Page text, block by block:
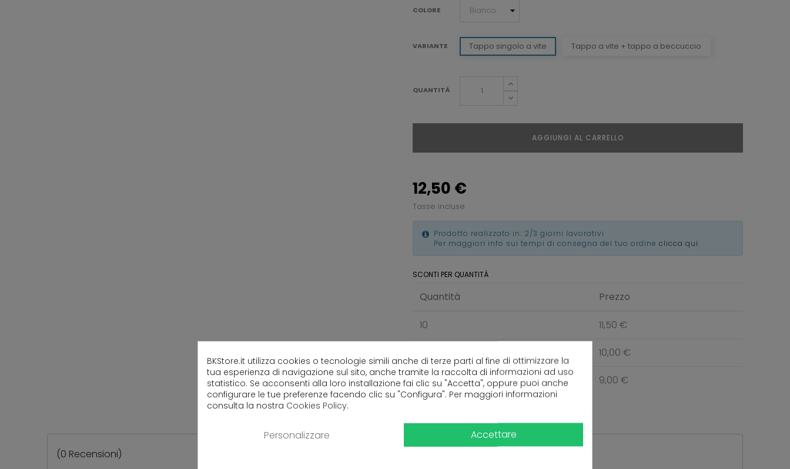
COLORE
VARIANTE Tappo singolo a vite Tappo a vite + tappo a beccuccio
QUANTITÀ
AGGIUNGI AL CARRELLO
12,50 €
Tasse incluse
Prodotto realizzato in: 2/3 giorni lavorativi
Per maggiori info sui tempi di consegna del tuo ordine clicca qui.
SCONTI PER QUANTITÀ
Quantità Prezzo
10 11,50 €
10,00 €
50 9,00 €
(0 Recensioni)
BKStore.it utilizza cookies o tecnologie simili anche di terze parti al fine di ottimizzare la
tua esperienza di navigazione sul sito, anche tramite la raccolta di informazioni ad uso
statistico. Se acconsenti alla loro installazione fai clic su "Accetta", oppure puoi anche
configurare le tue preferenze facendo clic su "Configura". Per maggiori informazioni
consulta la nostra Cookies Policy.
Accettare
Personalizzare